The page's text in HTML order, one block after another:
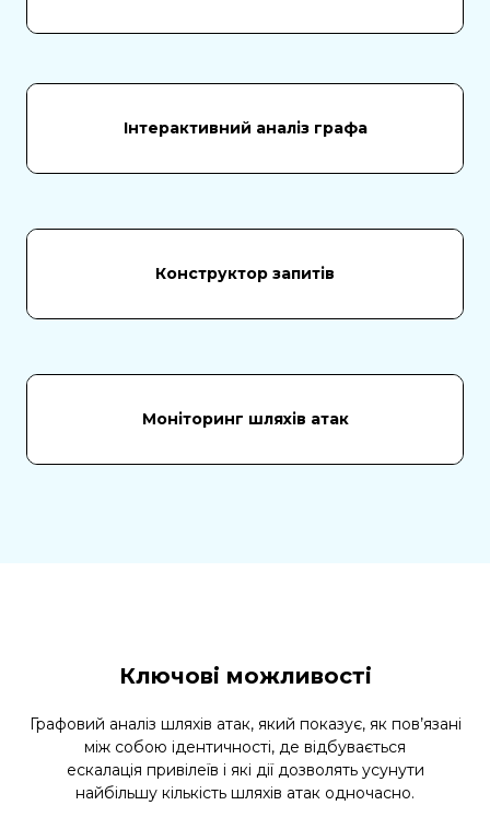
Інтерактивний аналіз графа
Конструктор запитів
Моніторинг шляхів атак
Ключові можливості
Графовий аналіз шляхів атак, який показує, як пов’язані
між собою ідентичності, де відбувається
ескалація привілеїв і які дії дозволять усунути
найбільшу кількість шляхів атак одночасно.